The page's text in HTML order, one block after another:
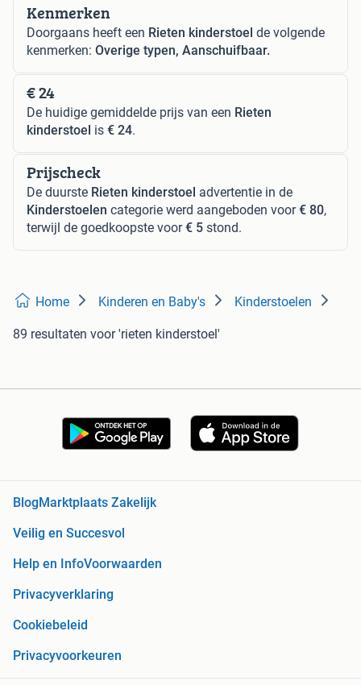
Kenmerken
Doorgaans heeft een Rieten kinderstoel de volgende
kenmerken: Overige typen, Aanschuifbaar.
€ 24
De huidige gemiddelde prijs van een Rieten
kinderstoel is € 24.
Prijscheck
De duurste Rieten kinderstoel advertentie in de
Kinderstoelen categorie werd aangeboden voor€ 80,
terwijl de goedkoopste voor€ 5 stond.
Home Kinderen en Baby's Kinderstoelen
89 resultaten voor 'rieten kinderstoel'
BlogMarktplaats Zakelijk
Veilig en Succesvol
Help en InfoVoorwaarden
Privacyverklaring
Cookiebeleid
Privacyvoorkeuren